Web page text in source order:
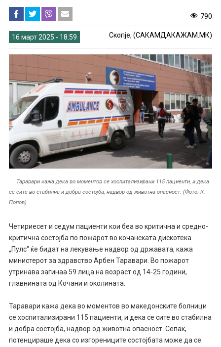
790
16 март 2025 - 18:59 Скопје, (САКАМДАКАЖАМ.МК)
Таравари кажа дека во моментов се хоспитализирани 115 пациенти, и дека
се сите во стабилна и добра состојба, надвор од животна опасност. (Фото: К.
Попов)
Четириесет и седум пациенти кои беа во критична и средно-
критична состојба по пожарот во кочанската дискотека
„Пулс“ ќе бидат на лекување надвор од државата, кажа
министерот за здравство Арбен Таравари. Во пожарот
утринава загинаа 59 лица на возраст од 14-25 години,
главнината од Кочани и околината.
Таравари кажа дека во моментов во македонските болници
се хоспитализирани 115 пациенти, и дека се сите во стабилна
и добра состојба, надвор од животна опасност. Сепак,
потенцираше дека со изгорениците состојбата може да се